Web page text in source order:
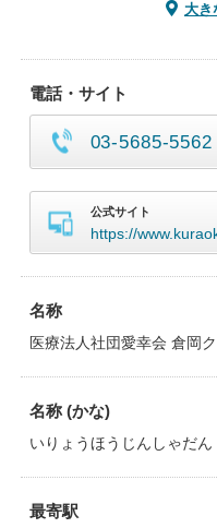
大き
電話・サイト
03-5685-5562
公式サイト
https://
名称
医療法人社団愛幸会 倉岡
名称 (かな)
いりょうほうじんしゃだ
最寄駅